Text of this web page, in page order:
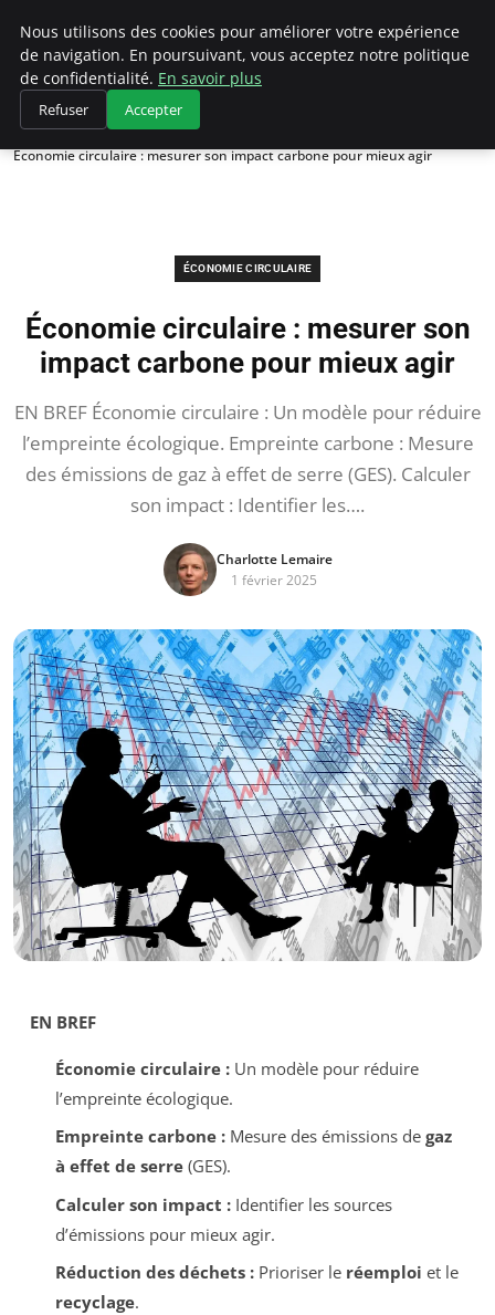
Climategatecountryclub.com
Accueil
Économie circulaire
Économie circulaire : mesurer son impact carbone pour mieux agir
ÉCONOMIE CIRCULAIRE
Économie circulaire : mesurer son
impact carbone pour mieux agir
EN BREF Économie circulaire : Un modèle pour réduire
l’empreinte écologique. Empreinte carbone : Mesure
des émissions de gaz à effet de serre (GES). Calculer
son impact : Identifier les….
Charlotte Lemaire
1 février 2025
EN BREF
Économie circulaire :Un modèle pour réduire
l’empreinte écologique.
Empreinte carbone :Mesure des émissions de gaz
à effet de serre(GES).
Calculer son impact :Identifier les sources
d’émissions pour mieux agir.
Réduction des déchets :Prioriser le réemploi et le
recyclage.
Nous utilisons des cookies pour améliorer votre expérience
de navigation. En poursuivant, vous acceptez notre politique
de confidentialité. En savoir plus
Refuser Accepter